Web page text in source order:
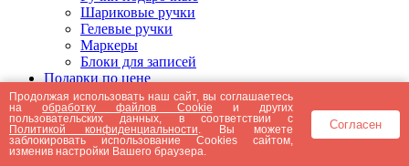
Шариковые ручки
Гелевые ручки
Маркеры
Блоки для записей
Подарки по цене
Подарки от 5000 рублей
Подарки до 5000 рублей
Подарки до 3000 рублей
Подарки до 2000 рублей
Подарки до 1000 рублей
Продолжая использовать наш сайт, вы соглашаетесь
наобработку файлов Cookie и других
пользовательских данных, в соответствии с
Политикой конфиденциальности . Вы можете
заблокировать использование Cookies сайтом,
изменив настройки Вашего браузера.
Согласен